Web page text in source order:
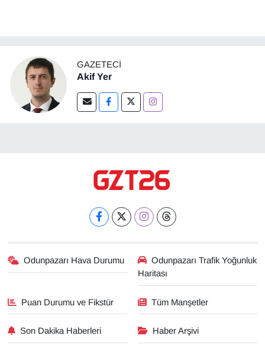
GAZETECI
Akif Yer
Odunpazarı Hava Durumu
Odunpazarı Trafik Yoğunluk
Haritası
Puan Durumu ve Fikstür Tüm Manşetler
Son Dakika Haberleri Haber Arşivi